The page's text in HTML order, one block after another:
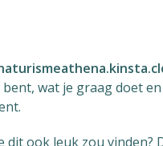
wat je graag doet
dit ook leuk zou vinden?